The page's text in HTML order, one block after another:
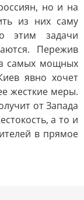
но и на
из них саму
этим задачи
Пережив
самых мощных
явно хочет
жесткие меры.
от Запада
а то и
в прямое